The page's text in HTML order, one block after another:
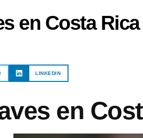
en Costa Rica
LINKEDIN
en